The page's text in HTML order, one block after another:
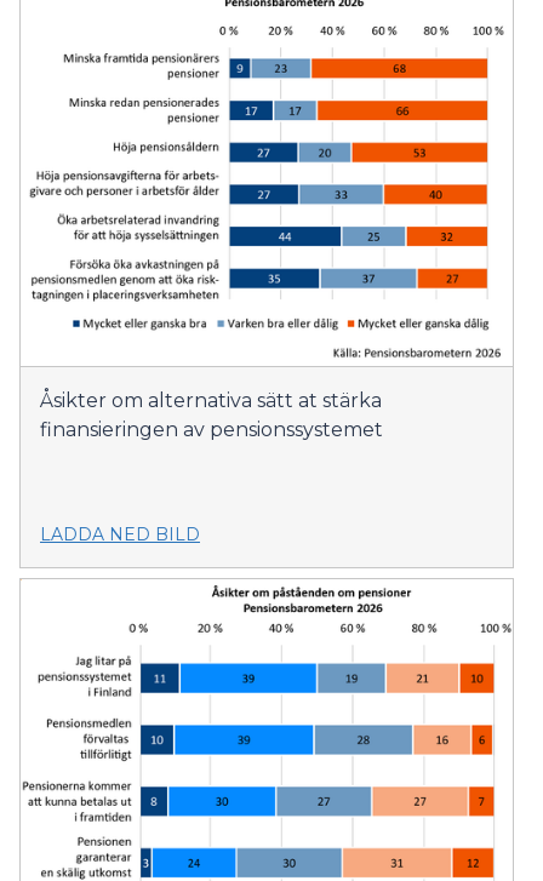
Åsikter om alternativa sätt at stärka
finansieringen av pensionssystemet
LADDA NED BILD